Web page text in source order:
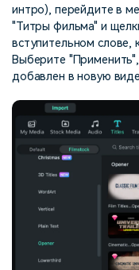
интро), перейдите в
"Титры фильма" и
вступительном слове,
Выберите
добавлен в новую